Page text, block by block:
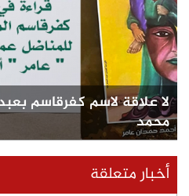
لا علاقة لاسم كفرقاسم
محمد
أخبار متعلقة